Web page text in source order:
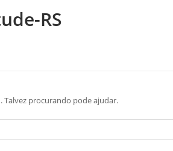
RS
Talvez procurando pode ajudar.